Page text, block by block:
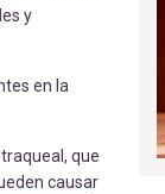
y
en la
que
causar